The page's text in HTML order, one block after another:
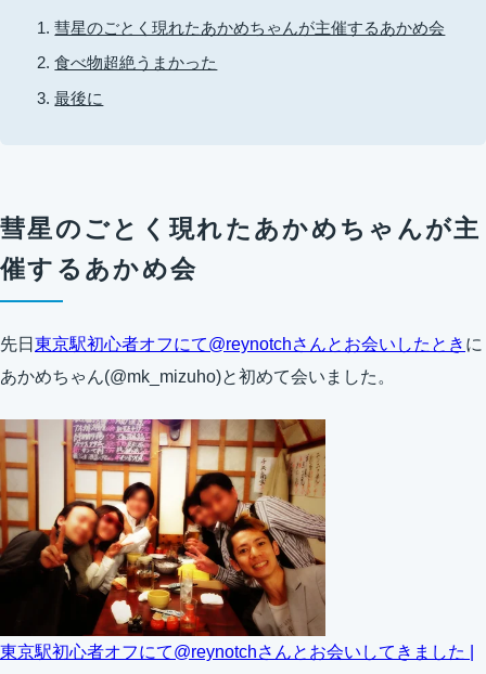
彗星のごとく現れたあかめちゃんが主催するあかめ会
食べ物超絶うまかった
最後に
彗星のごとく現れたあかめちゃんが主
催するあかめ会
先日 東京駅初心者オフにて@reynotchさんとお会いしたとき に
あかめちゃん(@mk_mizuho)と初めて会いました。
東京駅初心者オフにて@reynotchさんとお会いしてきました |